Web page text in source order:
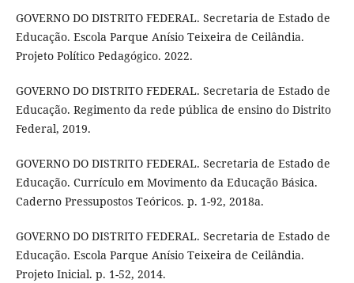
GOVERNO DO DISTRITO FEDERAL. Secretaria de Estado de
Educação. Escola Parque Anísio Teixeira de Ceilândia.
Projeto Político Pedagógico. 2022.
GOVERNO DO DISTRITO FEDERAL. Secretaria de Estado de
Educação. Regimento da rede pública de ensino do Distrito
Federal, 2019.
GOVERNO DO DISTRITO FEDERAL. Secretaria de Estado de
Educação. Currículo em Movimento da Educação Básica.
Caderno Pressupostos Teóricos. p. 1-92, 2018a.
GOVERNO DO DISTRITO FEDERAL. Secretaria de Estado de
Educação. Escola Parque Anísio Teixeira de Ceilândia.
Projeto Inicial. p. 1-52, 2014.